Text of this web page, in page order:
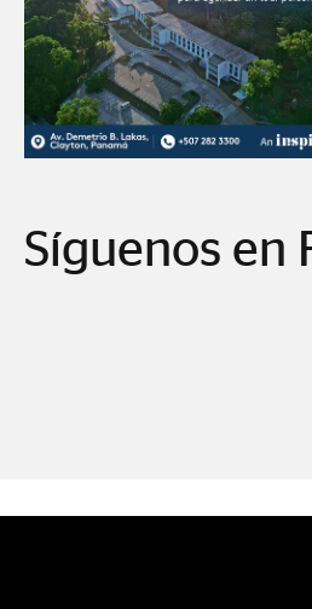
Síguenos en